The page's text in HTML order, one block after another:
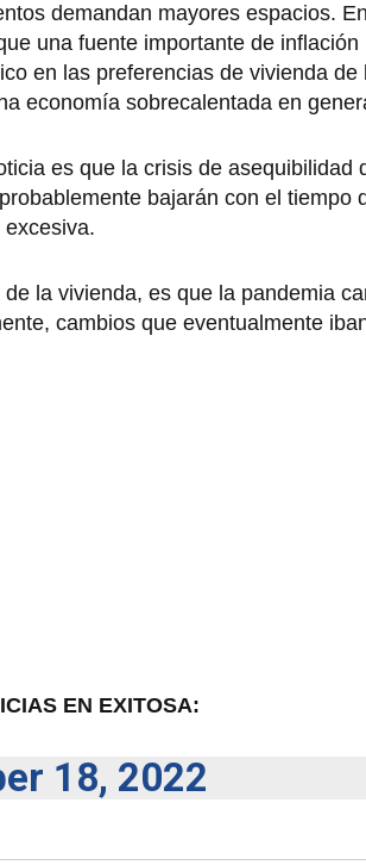
demandan mayores espacios.
una fuente importante de
en las preferencias de vivienda
economía sobrecalentada en
es que la crisis de
bajarán con el
excesiva.
de la vivienda, es que la pandemia
cambios que eventualmente
EN EXITOSA:
18, 2022